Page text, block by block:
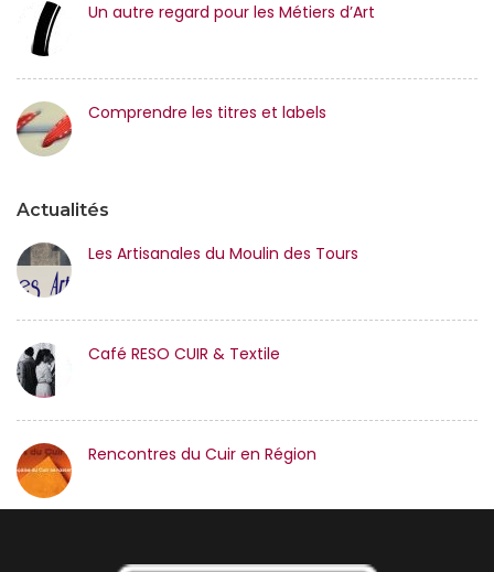
Un autre regard pour les Métiers d’Art
Comprendre les titres et labels
Actualités
Les Artisanales du Moulin des Tours
Café RESO CUIR & Textile
Rencontres du Cuir en Région